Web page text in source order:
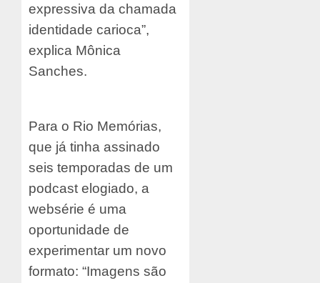
expressiva da chamada
identidade carioca”,
explica Mônica
Sanches.
Para o Rio Memórias,
que já tinha assinado
seis temporadas de um
podcast elogiado, a
websérie é uma
oportunidade de
experimentar um novo
formato: “Imagens são